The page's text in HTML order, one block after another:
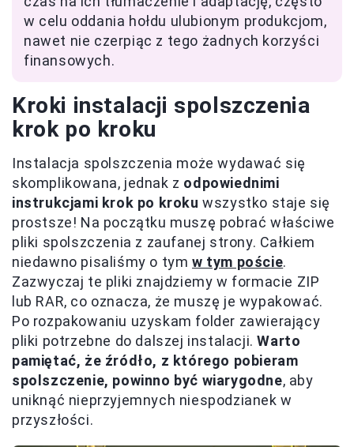
w celu oddania hołdu ulubionym produkcjom,
nawet nie czerpiąc z tego żadnych korzyści
finansowych.
Kroki instalacji spolszczenia
krok po kroku
Instalacja spolszczenia może wydawać się
skomplikowana, jednak z odpowiednimi
instrukcjami krok po kroku wszystko staje się
prostsze! Na początku muszę pobrać właściwe
pliki spolszczenia z zaufanej strony. Całkiem
niedawno pisaliśmy o tymw tym poście.
Zazwyczaj te pliki znajdziemy w formacie ZIP
lub RAR, co oznacza, że muszę je wypakować.
Po rozpakowaniu uzyskam folder zawierający
pliki potrzebne do dalszej instalacji.Warto
pamiętać, że źródło, z którego pobieram
spolszczenie, powinno być wiarygodne, aby
uniknąć nieprzyjemnych niespodzianek w
przyszłości.